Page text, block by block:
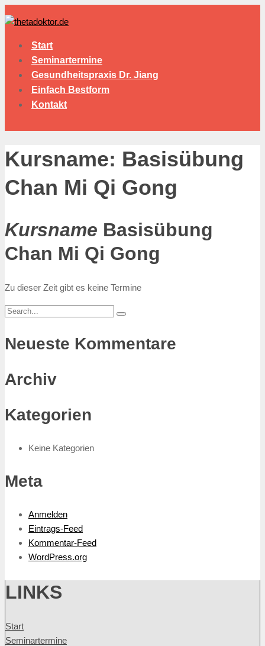
Start
Seminartermine
Gesundheitspraxis Dr. Jiang
Einfach Bestform
Kontakt
Kursname: Basisübung
Chan Mi Qi Gong
Kursname Basisübung
Chan Mi Qi Gong
Zu dieser Zeit gibt es keine Termine
Neueste Kommentare
Archiv
Kategorien
Keine Kategorien
Meta
Anmelden
Eintrags-Feed
Kommentar-Feed
WordPress.org
LINKS
Start
Seminartermine